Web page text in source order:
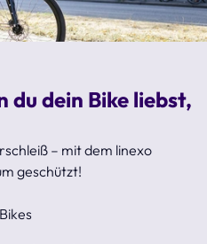
du dein Bike liebst,
– mit dem linexo
geschützt!